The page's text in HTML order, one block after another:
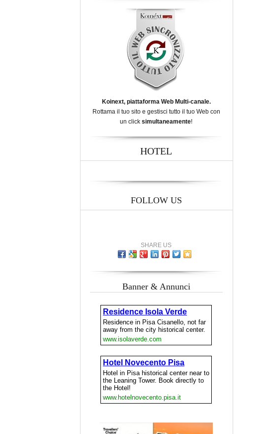
Koinext, piattaforma Web Multi-canale.
Rottama il tuo sito e gestisci tutto il tuo Web con
un click simultaneamente!
HOTEL
FOLLOW US
SHARE US
Banner & Annunci